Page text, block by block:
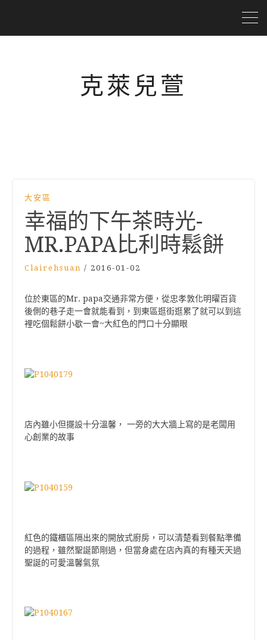
克萊兒萱
大安區
幸福的下午茶時光-
MR.PAPA比利時鬆餅
Clairehsuan / 2016-01-02
位於東區的Mr. papa交通非常方便，從忠孝敦化明曜百貨
後側的巷子走一會就能看到， 到東區逛街逛累了就可以到這
裡吃個鬆餅小歇一會~大紅色的門口十分顯眼
店內雖小但擺設十分溫馨， 一旁的大大牆上寫的是老闆用
心創業的故事
紅色的鐵櫃區隔出來的開放式廚房， 可以清楚看到餐點準備
的過程， 雖然聖誕節剛過， 但當身處在店內真的有種天天過
聖誕的可愛溫馨氣氛